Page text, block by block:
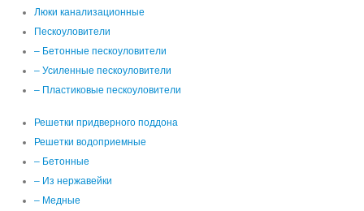
Люки канализационные
Пескоуловители
– Бетонные пескоуловители
– Усиленные пескоуловители
– Пластиковые пескоуловители
Решетки придверного поддона
Решетки водоприемные
– Бетонные
– Из нержавейки
– Медные